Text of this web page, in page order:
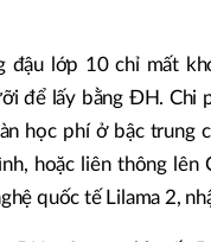
đậu lớp 10 chỉ mất
để lấy bằng ĐH. Chi
học phí ở bậc trung
hoặc liên thông lên
quốc tế Lilama 2,